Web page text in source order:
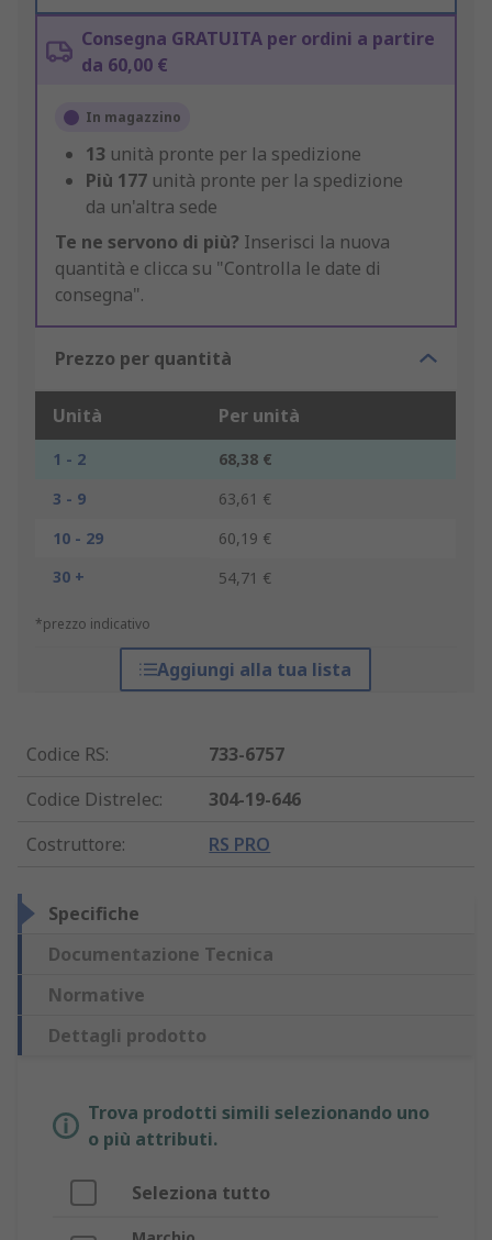
Consegna GRATUITA per ordini a partire
da 60,00 €
In magazzino
13 unità pronte per la spedizione
Più 177 unità pronte per la spedizione
da un'altra sede
Te ne servono di più? Inserisci la nuova
quantità e clicca su "Controlla le date di
consegna".
Prezzo per quantità
Unità Per unità
1 - 2
68,38 €
3 - 9
63,61 €
10 - 29
60,19 €
30 +
54,71 €
*prezzo indicativo
Aggiungi alla tua lista
Codice RS:
733-6757
Codice Distrelec:
304-19-646
Costruttore: RS PRO
Specifiche
Documentazione Tecnica
Normative
Dettagli prodotto
Trova prodotti simili selezionando uno
o più attributi.
Seleziona tutto